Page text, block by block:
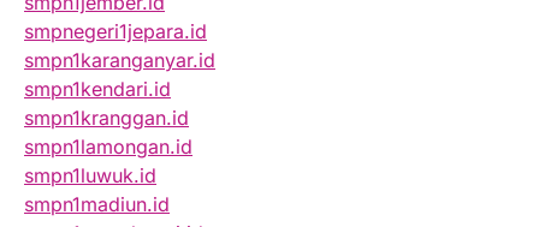
smpnegeri1jepara.id
smpn1karanganyar.id
smpn1kendari.id
smpn1kranggan.id
smpn1lamongan.id
smpn1luwuk.id
smpn1madiun.id